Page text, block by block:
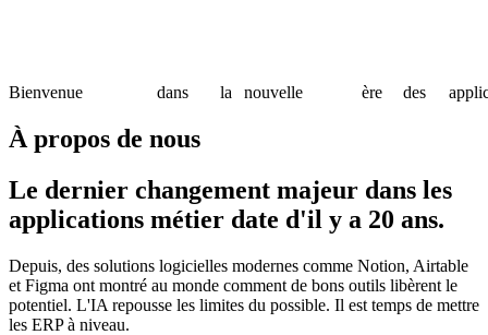
Bienvenue dans la nouvelle ère des
À propos de nous
Le dernier changement majeur dans les
applications métier date d'il y a 20 ans.
Depuis, des solutions logicielles modernes comme Notion, Airtable
et Figma ont montré au monde comment de bons outils libèrent le
potentiel. L'IA repousse les limites du possible. Il est temps de mettre
les ERP à niveau.